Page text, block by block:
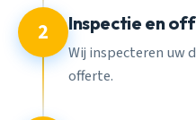
2 Inspectie en
Wij inspecteren uw
offerte.